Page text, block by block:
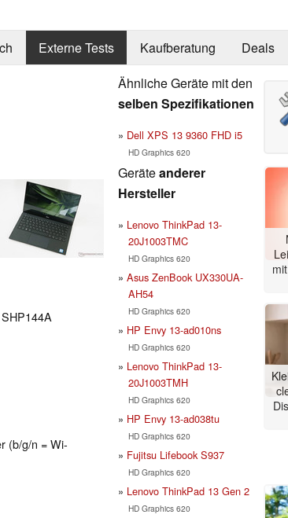
Externe Tests Kaufberatung Deals
(b/g/n = Wi-
Ähnliche Geräte mit den
selben Spezifikationen
Dell XPS 13 9360 FHD i5
HD Graphics 620
Geräteanderer
Hersteller
Lenovo ThinkPad 13-
20J1003TMC
HD Graphics 620
Asus ZenBook UX330UA-
AH54
HD Graphics 620
HP Envy 13-ad010ns
HD Graphics 620
Lenovo ThinkPad 13-
20J1003TMH
HD Graphics 620
HP Envy 13-ad038tu
HD Graphics 620
Fujitsu Lifebook S937
HD Graphics 620
Lenovo ThinkPad 13 Gen 2
HD Graphics 620